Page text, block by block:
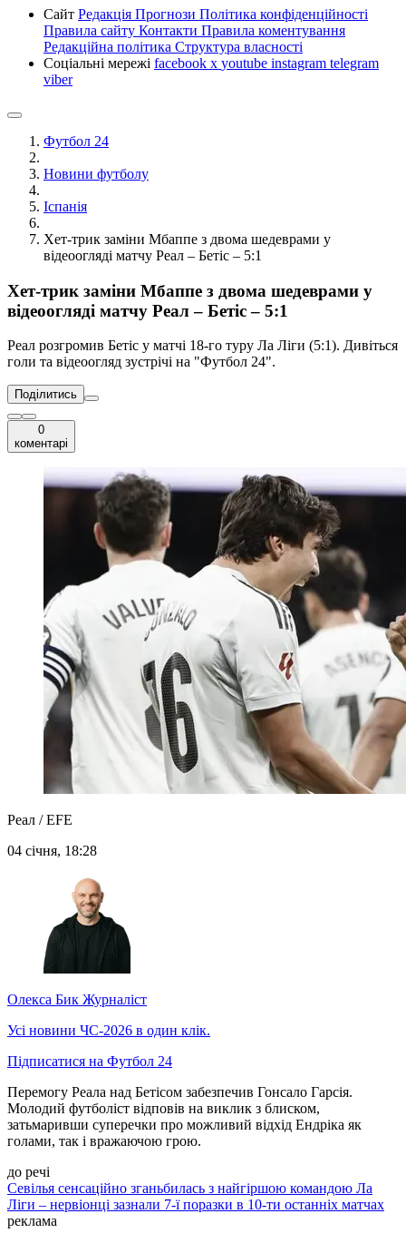
Сайт Редакція Прогнози Політика конфіденційності
Правила сайту Контакти Правила коментування
Редакційна політика Структура власності
Соціальні мережі facebook x youtube instagram telegram
viber
Футбол 24
Новини футболу
Іспанія
Хет-трик заміни Мбаппе з двома шедеврами у
відеоогляді матчу Реал – Бетіс – 5:1
Хет-трик заміни Мбаппе з двома шедеврами у
відеоогляді матчу Реал – Бетіс – 5:1
Реал розгромив Бетіс у матчі 18-го туру Ла Ліги (5:1). Дивіться
голи та відеоогляд зустрічі на "Футбол 24".
Поділитись
0
коментарі
Реал / EFE
04 січня, 18:28
Олекса Бик Журналіст
Усі новини ЧС-2026 в один клік.
Підписатися на Футбол 24
Перемогу Реала над Бетісом забезпечив Гонсало Гарсія.
Молодий футболіст відповів на виклик з блиском,
затьмаривши суперечки про можливий відхід Ендріка як
голами, так і вражаючою грою.
до речі
Севілья сенсаційно зганьбилась з найгіршою командою Ла
Ліги – нервіонці зазнали 7-ї поразки в 10-ти останніх матчах
реклама